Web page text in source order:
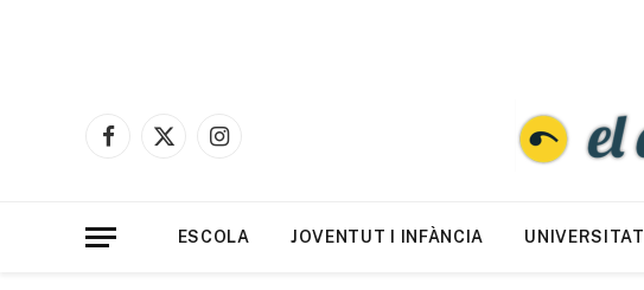
Facebook
X
Instagram
ESCOLA JOVENTUT I INFÀNCIA UNIVERSITAT